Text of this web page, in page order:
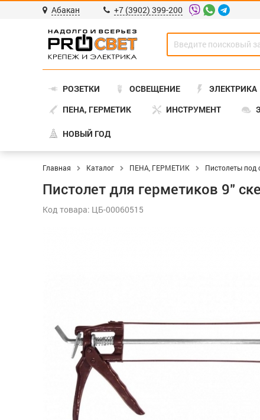
Абакан +7 (3902) 399-200
РОЗЕТКИ ОСВЕЩЕНИЕ ЭЛЕКТРИКА
ПЕНА, ГЕРМЕТИК
ИНСТРУМЕНТ
НОВЫЙ ГОД
Главная Каталог ПЕНА, ГЕРМЕТИК Пистолеты под
Пистолет для герметиков 9"
Код товара: ЦБ-00060515